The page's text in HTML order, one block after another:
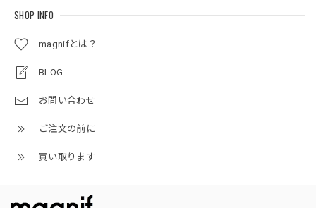
SHOP INFO
magnifとは？
BLOG
お問い合わせ
ご注文の前に
買い取ります